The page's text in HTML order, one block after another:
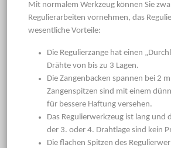
Mit normalem Werkzeug können Sie
Regulierarbeiten vornehmen, das
wesentliche Vorteile:
Die Regulierzange hat einen
Drähte von bis zu 3 Lagen.
Die Zangenbacken spannen bei 2
Zangenspitzen sind mit einem
für bessere Haftung versehen.
Das Regulierwerkzeug ist lang und
der 3. oder 4. Drahtlage sind kein
Die flachen Spitzen des